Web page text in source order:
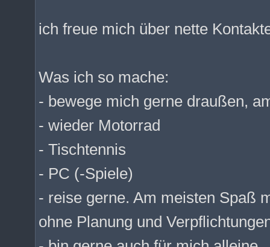
ich freue mich über nette
Was ich so mache:
- bewege mich gerne draußen,
- wieder Motorrad
- Tischtennis
- PC (-Spiele)
- reise gerne. Am meisten Spaß
ohne Planung und